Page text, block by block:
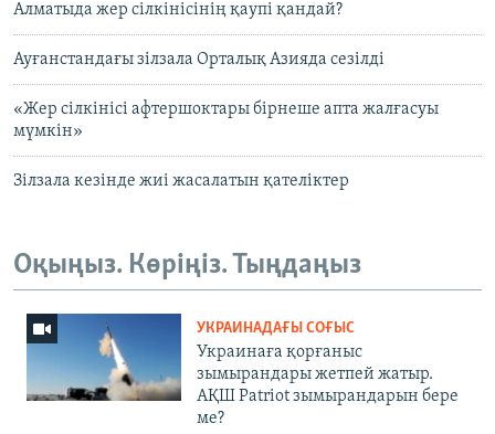
Алматыда жер сілкінісінің қаупі қандай?
Ауғанстандағы зілзала Орталық Азияда сезілді
«Жер сілкінісі афтершоктары бірнеше апта жалғасуы
мүмкін»
Зілзала кезінде жиі жасалатын қателіктер
Оқыңыз. Көріңіз. Тыңдаңыз
УКРАИНАДАҒЫ СОҒЫС
Украинаға қорғаныс
зымырандары жетпей жатыр.
АҚШ Patriot зымырандарын бере
ме?